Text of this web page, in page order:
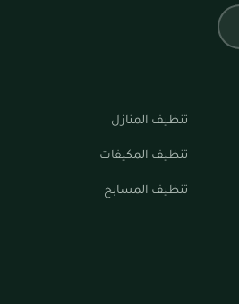
تنظيف المنازل
تنظيف المكيفات
تنظيف المسابح